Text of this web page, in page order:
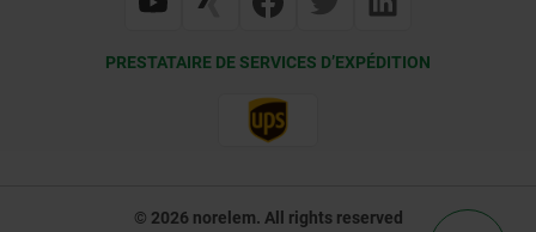
PRESTATAIRE DE SERVICES D’EXPÉDITION
© 2026 norelem. All rights reserved